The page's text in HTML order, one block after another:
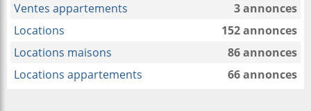
Ventes appartements
3 annonces
Locations
152 annonces
Locations maisons
86 annonces
Locations appartements
66 annonces